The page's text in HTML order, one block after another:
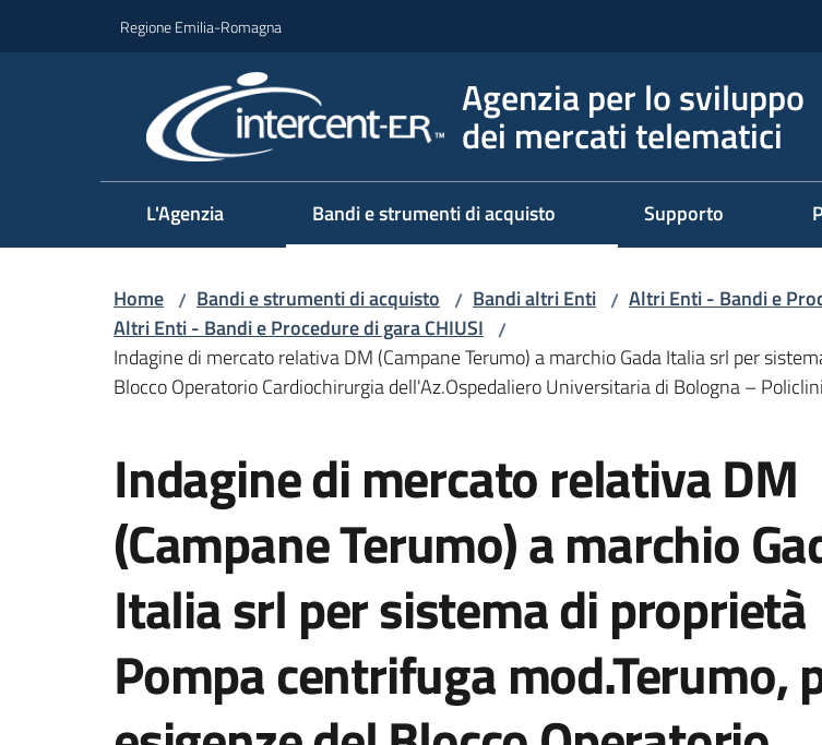
Regione Emilia-Romagna
Agenzia per lo sviluppo
dei mercati telematici
L'Agenzia Bandi e strumenti di acquisto Supporto
Home / Bandi e strumenti di acquisto / Bandi altri Enti / Altri Enti - Bandi e
Altri Enti - Bandi e Procedure di gara CHIUSI /
Indagine di mercato relativa DM (Campane Terumo) a marchio Gada Italia srl per
Blocco Operatorio Cardiochirurgia dell'Az.Ospedaliero Universitaria di Bologna –
Indagine di mercato relativa DM
(Campane Terumo) a marchio
Italia srl per sistema di proprietà
Pompa centrifuga mod.Terumo,